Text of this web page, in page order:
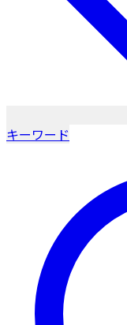
キーワード